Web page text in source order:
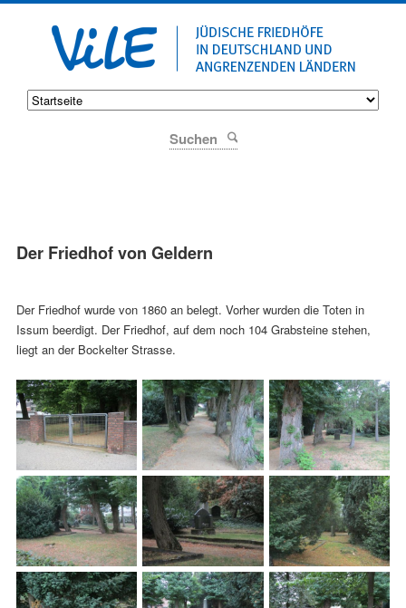
Der Friedhof von Geldern
Der Friedhof wurde von 1860 an belegt. Vorher wurden die Toten in
Issum beerdigt. Der Friedhof, auf dem noch 104 Grabsteine stehen,
liegt an der Bockelter Strasse.